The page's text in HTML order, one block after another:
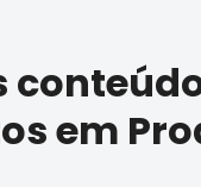
em